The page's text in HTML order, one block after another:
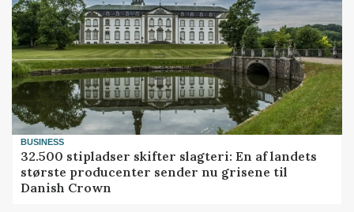
BUSINESS
32.500 stipladser skifter slagteri: En af landets
største producenter sender nu grisene til
Danish Crown